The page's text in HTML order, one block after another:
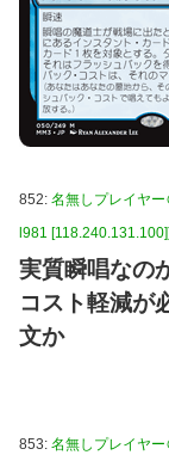
852: 名無しプレイヤー
l981
実質瞬唱なの
コスト軽減が
文か
853: 名無しプレイヤ